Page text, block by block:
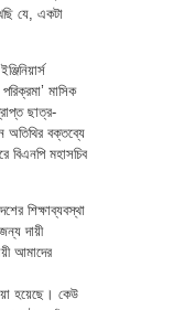
যে, একটা
মাসিক
ছাত্র-
অতিথির বক্তব্যে
মহাসচিব
শিক্ষাব্যবস্থা
দায়ী
আমাদের
হয়েছে। কেউ